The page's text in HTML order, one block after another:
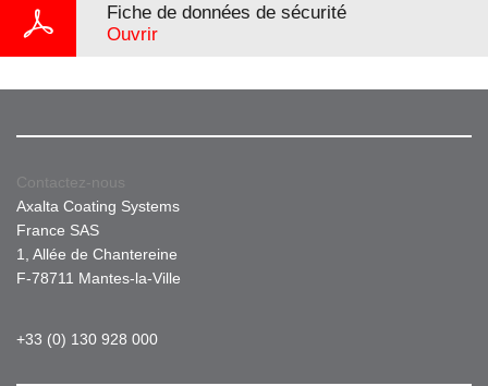
Fiche de données de sécurité
Ouvrir
Contactez-nous
Axalta Coating Systems
France SAS
1, Allée de Chantereine
F-78711 Mantes-la-Ville
+33 (0) 130 928 000